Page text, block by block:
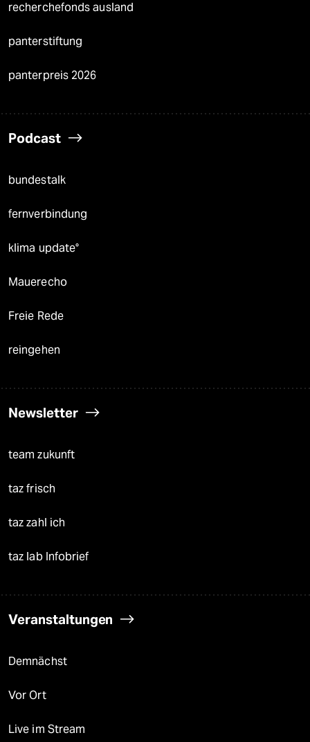
recherchefonds ausland
panterstiftung
panterpreis 2026
Podcast
bundestalk
fernverbindung
klima update°
Mauerecho
Freie Rede
reingehen
Newsletter
team zukunft
taz frisch
taz zahl ich
taz lab Infobrief
Veranstaltungen
Demnächst
Vor Ort
Live im Stream